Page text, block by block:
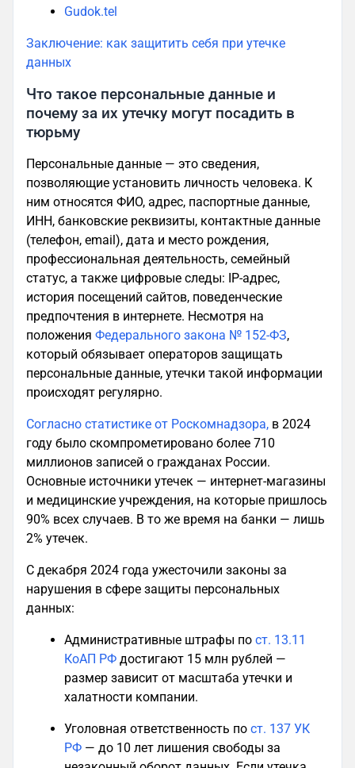
Gudok.tel
Заключение: как защитить себя при утечке
данных
Что такое персональные данные и
почему за их утечку могут посадить в
тюрьму
Персональные данные — это сведения,
позволяющие установить личность человека. К
ним относятся ФИО, адрес, паспортные данные,
ИНН, банковские реквизиты, контактные данные
(телефон, email), дата и место рождения,
профессиональная деятельность, семейный
статус, а также цифровые следы: IP-адрес,
история посещений сайтов, поведенческие
предпочтения в интернете. Несмотря на
положения Федерального закона № 152-ФЗ,
который обязывает операторов защищать
персональные данные, утечки такой информации
происходят регулярно.
Согласно статистике от Роскомнадзора, в 2024
году было скомпрометировано более 710
миллионов записей о гражданах России.
Основные источники утечек — интернет-магазины
и медицинские учреждения, на которые пришлось
90% всех случаев. В то же время на банки — лишь
2% утечек.
С декабря 2024 года ужесточили законы за
нарушения в сфере защиты персональных
данных:
Административные штрафы по ст. 13.11
КоАП РФ достигают 15 млн рублей —
размер зависит от масштаба утечки и
халатности компании.
Уголовная ответственность по ст. 137 УК
РФ — до 10 лет лишения свободы за